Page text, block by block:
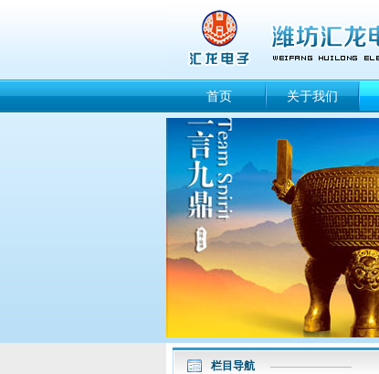
首页 关于我们
栏目导航